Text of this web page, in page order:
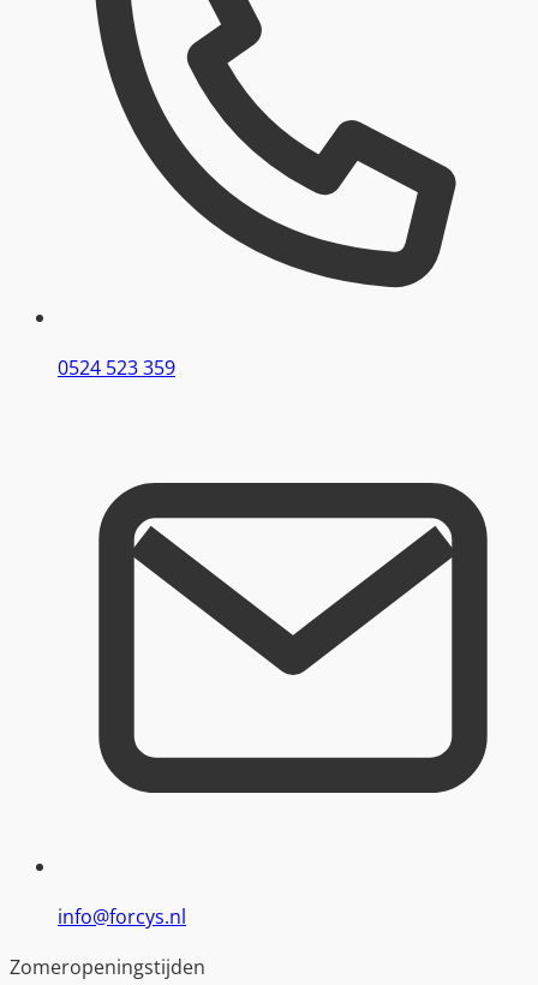
0524 523 359
info@forcys.nl
Zomeropeningstijden